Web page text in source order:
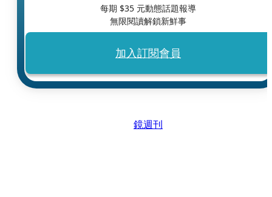
每期 $35 元動態話題報導
無限閱讀解鎖新鮮事
加入訂閱會員
鏡週刊